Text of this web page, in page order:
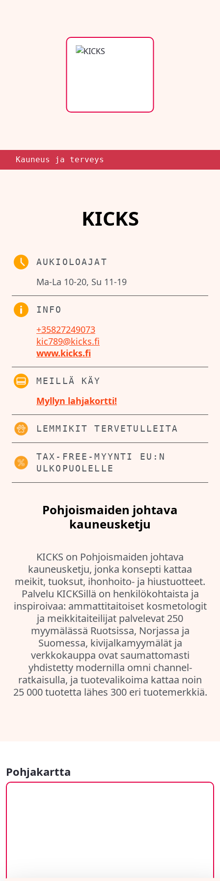
Kauneus ja terveys
KICKS
AUKIOLOAJAT
Ma-La 10-20, Su 11-19
INFO
+35827249073
kic789@kicks.fi
www.kicks.fi
MEILLÄ KÄY
Myllyn lahjakortti!
LEMMIKIT TERVETULLEITA
TAX-FREE-MYYNTI EU:N
ULKOPUOLELLE
Pohjoismaiden johtava
kauneusketju
KICKS on Pohjoismaiden johtava
kauneusketju, jonka konsepti kattaa
meikit, tuoksut, ihonhoito- ja hiustuotteet.
Palvelu KICKSillä on henkilökohtaista ja
inspiroivaa: ammattitaitoiset kosmetologit
ja meikkitaiteilijat palvelevat 250
myymälässä Ruotsissa, Norjassa ja
Suomessa, kivijalkamyymälät ja
verkkokauppa ovat saumattomasti
yhdistetty modernilla omni channel-
ratkaisulla, ja tuotevalikoima kattaa noin
25 000 tuotetta lähes 300 eri tuotemerkkiä.
Pohjakartta